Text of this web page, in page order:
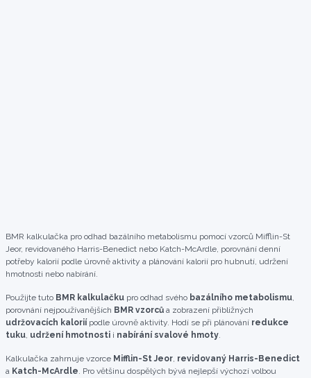
BMR kalkulačka pro odhad bazálního metabolismu pomocí vzorců Mifflin-St
Jeor, revidovaného Harris-Benedict nebo Katch-McArdle, porovnání denní
potřeby kalorií podle úrovně aktivity a plánování kalorií pro hubnutí, udržení
hmotnosti nebo nabírání.
Použijte tuto BMR kalkulačku pro odhad svého bazálního metabolismu,
porovnání nejpoužívanějších BMR vzorců a zobrazení přibližných
udržovacích kalorií podle úrovně aktivity. Hodí se při plánování redukce
tuku, udržení hmotnosti i nabírání svalové hmoty.
Kalkulačka zahrnuje vzorce Mifflin-St Jeor, revidovaný Harris-Benedict
a Katch-McArdle. Pro většinu dospělých bývá nejlepší výchozí volbou